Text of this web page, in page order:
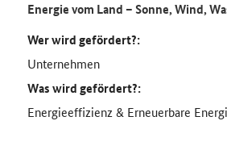
Energie vom Land – Sonne, Wind,
Wer wird gefördert?:
Unternehmen
Was wird gefördert?:
Energieeffizienz & Erneuerbare